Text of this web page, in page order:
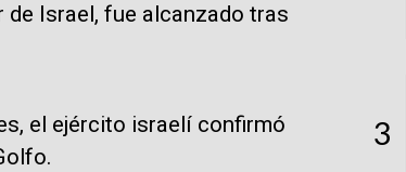
de Israel, fue alcanzado tras
el ejército israelí confirmó
3